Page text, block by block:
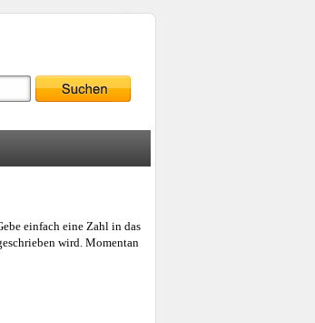
einfach eine Zahl in das
wird. Momentan